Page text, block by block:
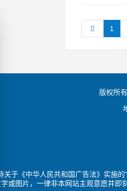
1
版权所
关于《中华人民共和国广告法》实施
字或图片，一律非本网站主观意愿并